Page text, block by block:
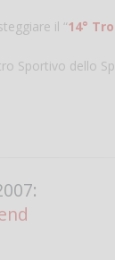
il “14°
Sportivo dello